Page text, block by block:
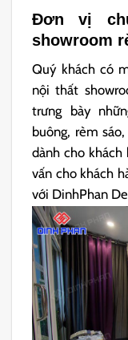
Đơn vị
showroom
Quý khách có
nội thất
trưng bày
buông, rèm
dành cho
vấn cho khách
với DinhPhan